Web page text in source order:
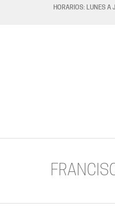
HORARIOS: LUNES